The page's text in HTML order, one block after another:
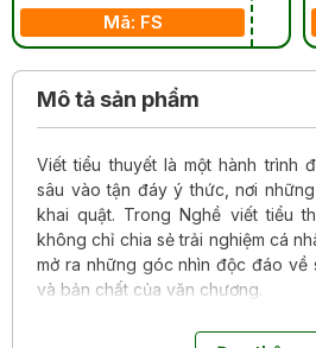
Mã: FS
Mô tả sản phẩm
Viết tiểu thuyết là một hành trình
sâu vào tận đáy ý thức, nơi
khai quật. Trong Nghề viết tiểu
không chỉ chia sẻ trải nghiệm cá
mở ra những góc nhìn độc đáo về
và bản chất của văn chương.
Làm thế nào để một người chưa